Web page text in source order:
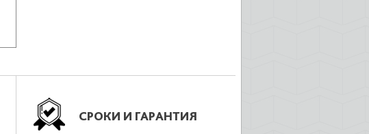
СРОКИ И ГАРАНТИЯ